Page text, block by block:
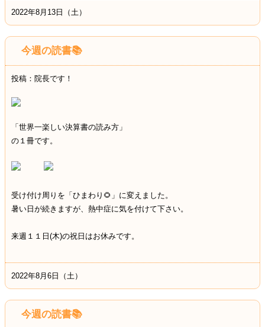
2022年8月13日（土）
今週の読書📚
投稿：院長です！
「世界一楽しい決算書の読み方」
の１冊です。
受け付け周りを「ひまわり🌻」に変えました。
暑い日が続きますが、熱中症に気を付けて下さい。
来週１１日(木)の祝日はお休みです。
2022年8月6日（土）
今週の読書📚